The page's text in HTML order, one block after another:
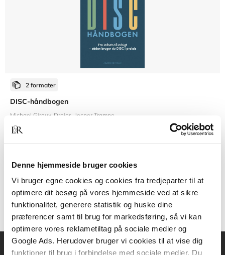
Denne hjemmeside bruger cookies
Vi bruger egne cookies og cookies fra tredjeparter til at
optimere dit besøg på vores hjemmeside ved at sikre
funktionalitet, generere statistik og huske dine
præferencer samt til brug for markedsføring, så vi kan
optimere vores reklametiltag på sociale medier og
Google Ads. Herudover bruger vi cookies til at vise dig
funktioner til brug i forbindelse med sociale medier. Du
2 formater
DISC-håndbogen
Michael Giroux-Drejer Jesper Trampe
289,95 KR.